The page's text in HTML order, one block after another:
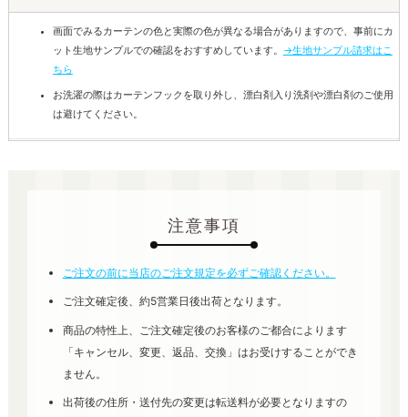
画面でみるカーテンの色と実際の色が異なる場合がありますので、事前にカ
ット生地サンプルでの確認をおすすめしています。 →生地サンプル請求はこ
ちら
お洗濯の際はカーテンフックを取り外し、漂白剤入り洗剤や漂白剤のご使用
は避けてください。
注意事項
ご注文の前に当店のご注文規定を必ずご確認ください。
ご注文確定後、約5営業日後出荷となります。
商品の特性上、ご注文確定後のお客様のご都合によります
「キャンセル、変更、返品、交換」はお受けすることができ
ません。
出荷後の住所・送付先の変更は転送料が必要となりますの